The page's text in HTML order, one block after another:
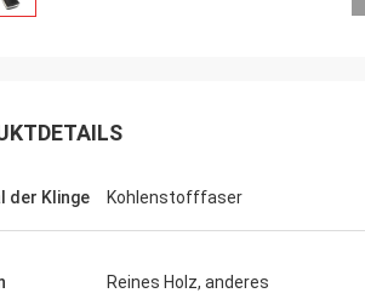
der Klinge Kohlenstofffaser
Reines Holz, anderes